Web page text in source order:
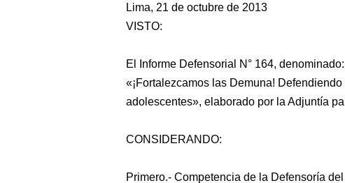
Lima, 21 de octubre de 2013
VISTO:
El Informe Defensorial N° 164, denominado:
«¡Fortalezcamos las Demuna!
adolescentes», elaborado por la Adjuntía
CONSIDERANDO:
Primero.- Competencia de la Defensoría